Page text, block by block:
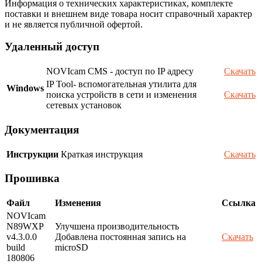
Информация о технических характеристиках, комплекте
поставки и внешнем виде товара носит справочный характер
и не является публичной офертой.
Удаленный доступ
Windows
NOVIcam CMS - доступ по IP адресу
Скачать
IP Tool- вспомогательная утилита для
поиска устройств в сети и изменения
сетевых установок
Скачать
Документация
Инструкции Краткая инструкция Скачать
Прошивка
Файл Изменения
Ссылка
NOVIcam
N89WXP
v4.3.0.0
build
180806
Улучшена производительность
Добавлена постоянная запись на
microSD
Скачать